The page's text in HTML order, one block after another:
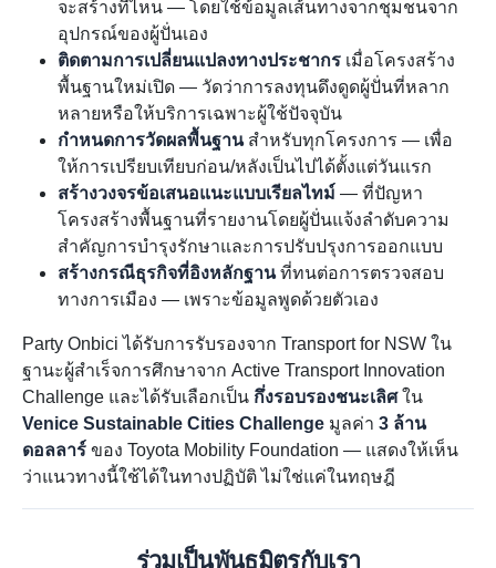
จะสร้างที่ไหน — โดยใช้ข้อมูลเส้นทางจากชุมชนจาก
อุปกรณ์ของผู้ปั่นเอง
ติดตามการเปลี่ยนแปลงทางประชากร เมื่อโครงสร้าง
พื้นฐานใหม่เปิด — วัดว่าการลงทุนดึงดูดผู้ปั่นที่หลาก
หลายหรือให้บริการเฉพาะผู้ใช้ปัจจุบัน
กำหนดการวัดผลพื้นฐานสำหรับทุกโครงการ — เพื่อ
ให้การเปรียบเทียบก่อน/หลังเป็นไปได้ตั้งแต่วันแรก
สร้างวงจรข้อเสนอแนะแบบเรียลไทม์ — ที่ปัญหา
โครงสร้างพื้นฐานที่รายงานโดยผู้ปั่นแจ้งลำดับความ
สำคัญการบำรุงรักษาและการปรับปรุงการออกแบบ
สร้างกรณีธุรกิจที่อิงหลักฐานที่ทนต่อการตรวจสอบ
ทางการเมือง — เพราะข้อมูลพูดด้วยตัวเอง
Party Onbici ได้รับการรับรองจาก Transport for NSW ใน
ฐานะผู้สำเร็จการศึกษาจาก Active Transport Innovation
Challenge และได้รับเลือกเป็น กึ่งรอบรองชนะเลิศใน
Venice Sustainable Cities Challenge มูลค่า 3 ล้าน
ดอลลาร์ ของ Toyota Mobility Foundation — แสดงให้เห็น
ว่าแนวทางนี้ใช้ได้ในทางปฏิบัติ ไม่ใช่แค่ในทฤษฎี
ร่วมเป็นพันธมิตรกับเรา